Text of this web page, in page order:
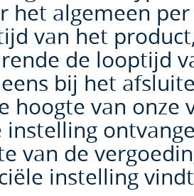
het algemeen
van het
de looptijd
bij het
hoogte van onze
instelling
van de
instelling